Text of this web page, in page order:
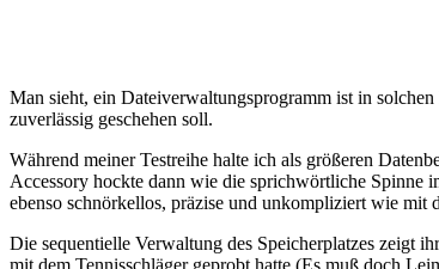
Man sieht, ein Dateiverwaltungsprogramm ist in
zuverlässig geschehen soll.
Während meiner Testreihe halte ich als größeren
Accessory hockte dann wie die sprichwörtliche Spinne
ebenso schnörkellos, präzise und unkompliziert wie mit
Die sequentielle Verwaltung des Speicherplatzes zeigt
mit dem Tennisschläger geprobt hatte (Es muß doch